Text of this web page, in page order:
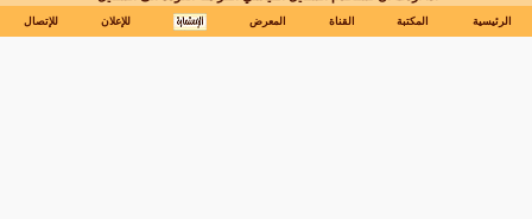
الرئيسية المكتبة القناة المعرض للإعلان للإتصال